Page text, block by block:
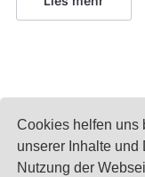
Cookies helfen uns
unserer Inhalte und
Nutzung der